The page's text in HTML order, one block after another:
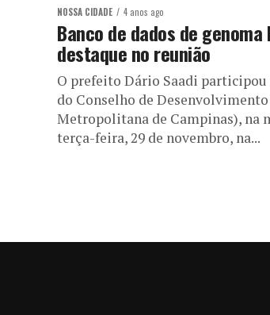
NOSSA CIDADE 4 anos ago
Banco de dados de genoma
destaque no reunião
O prefeito Dário Saadi participou
do Conselho de
Metropolitana de Campinas), na
terça-feira, 29 de novembro, na...